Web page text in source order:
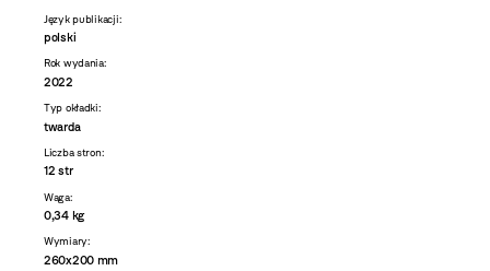
Język publikacji:
polski
Rok wydania:
2022
Typ okładki:
twarda
Liczba stron:
12 str
Waga:
0,34 kg
Wymiary:
260x200 mm